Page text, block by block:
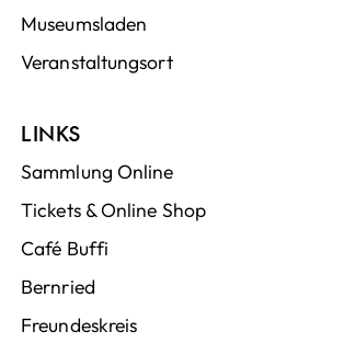
Museumsladen
Veranstaltungsort
LINKS
Sammlung Online
Tickets & Online Shop
Café Buffi
Bernried
Freundeskreis